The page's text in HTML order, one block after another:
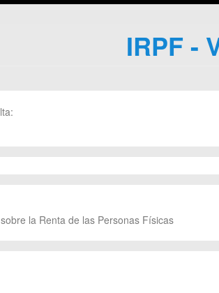
IRPF -
la Renta de las Personas Físicas